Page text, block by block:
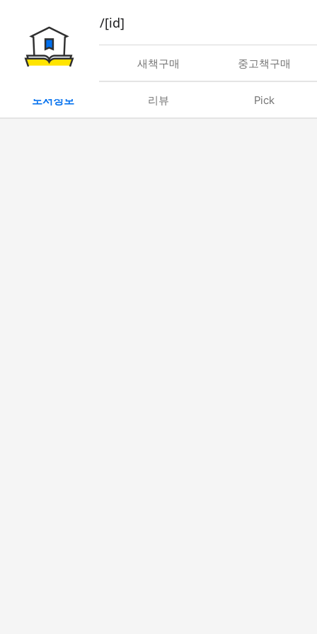
book/rent/[id]
대여 새책구매 중고책구매
도서정보 리뷰 Pick